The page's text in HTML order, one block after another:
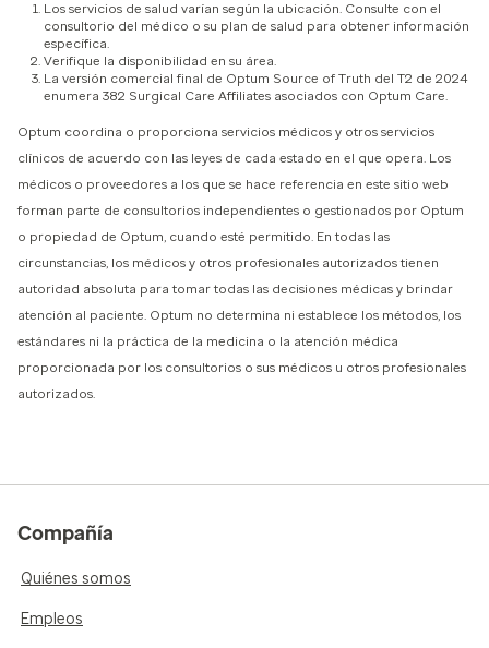
Los servicios de salud varían según la ubicación. Consulte con el
consultorio del médico o su plan de salud para obtener información
específica.
Verifique la disponibilidad en su área.
La versión comercial final de Optum Source of Truth del T2 de 2024
enumera 382 Surgical Care Affiliates asociados con Optum Care.
Optum coordina o proporciona servicios médicos y otros servicios
clínicos de acuerdo con las leyes de cada estado en el que opera. Los
médicos o proveedores a los que se hace referencia en este sitio web
forman parte de consultorios independientes o gestionados por Optum
o propiedad de Optum, cuando esté permitido. En todas las
circunstancias, los médicos y otros profesionales autorizados tienen
autoridad absoluta para tomar todas las decisiones médicas y brindar
atención al paciente. Optum no determina ni establece los métodos, los
estándares ni la práctica de la medicina o la atención médica
proporcionada por los consultorios o sus médicos u otros profesionales
autorizados.
Compañía
Quiénes somos
Empleos